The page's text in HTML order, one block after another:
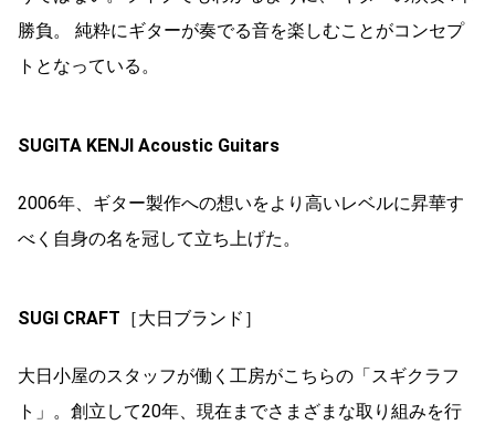
勝負。 純粋にギターが奏でる音を楽しむことがコンセプ
トとなっている。
SUGITA KENJI Acoustic Guitars
2006年、ギター製作への想いをより高いレベルに昇華す
べく自身の名を冠して立ち上げた。
SUGI CRAFT ［大日ブランド］
大日小屋のスタッフが働く工房がこちらの「スギクラフ
ト」。創立して20年、現在までさまざまな取り組みを行